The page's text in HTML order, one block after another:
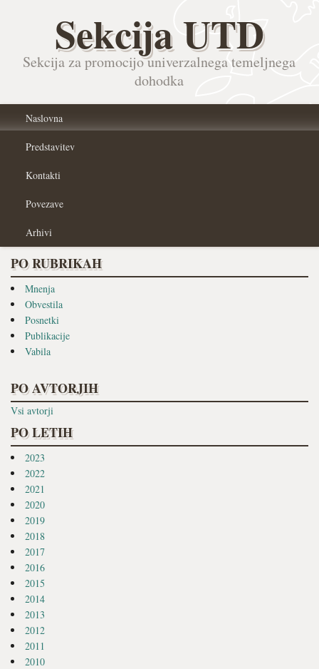
Sekcija UTD
Sekcija za promocijo univerzalnega temeljnega
dohodka
Naslovna
Predstavitev
Kontakti
Povezave
Arhivi
PO RUBRIKAH
Mnenja
Obvestila
Posnetki
Publikacije
Vabila
PO AVTORJIH
Vsi avtorji
PO LETIH
2023
2022
2021
2020
2019
2018
2017
2016
2015
2014
2013
2012
2011
2010